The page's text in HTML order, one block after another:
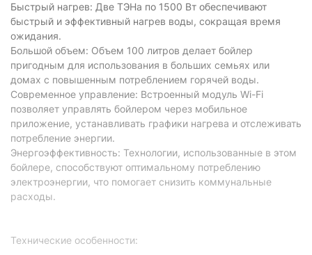
Быстрый нагрев: Две ТЭНа по 1500 Вт обеспечивают
быстрый и эффективный нагрев воды, сокращая время
ожидания.
Большой объем: Объем 100 литров делает бойлер
пригодным для использования в больших семьях или
домах с повышенным потреблением горячей воды.
Современное управление: Встроенный модуль Wi-Fi
позволяет управлять бойлером через мобильное
приложение, устанавливать графики нагрева и отслеживать
потребление энергии.
Энергоэффективность: Технологии, использованные в этом
бойлере, способствуют оптимальному потреблению
электроэнергии, что помогает снизить коммунальные
расходы.
Технические особенности: